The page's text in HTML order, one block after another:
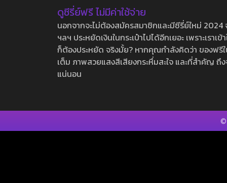
ดูซีรี่ย์ฟรี ไม่มีค่าใช้จ่าย
นอกจากจะไม่ต้องสมัครสมาชิกและมีซีรี่ย์ใหม่
ฯลฯ ประหยัดเงินในกระเป๋าไปได้อีกเยอะ เพราะเร
ก็ต้องประหยัด จริงมั้ย? หากคุณกำลังคิดว่า ของฟ
เต็ม ภาพสวยแสงสีเสียงกระหึ่มสะใจ และที่สำคัญ
แน่นอน
©